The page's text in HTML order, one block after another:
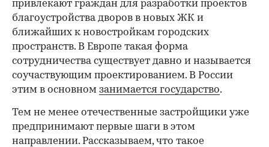
привлекают граждан для разработки проектов
благоустройства дворов в новых ЖК и
ближайших к новостройкам городских
пространств. В Европе такая форма
сотрудничества существует давно и называется
соучаствующим проектированием. В России
этим в основном занимается государство.
Тем не менее отечественные застройщики уже
предпринимают первые шаги в этом
направлении. Рассказываем, что такое